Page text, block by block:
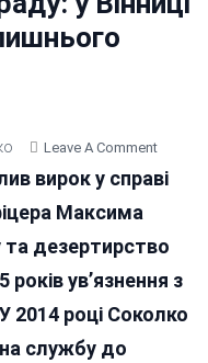
Leave A CommentOn
15
За
Зраду:
Вінниці
вирок у справі
Максима
дезертирство
ув’язнення з
2014 році Соколко
службу до